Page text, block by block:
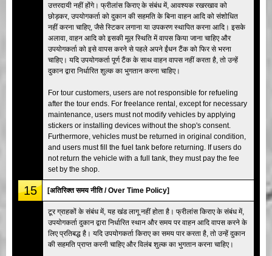
उत्तरदायी नहीं होंगे। फ्रीलांस किराए के संबंध में, आवश्यक रखरखाव को
छोड़कर, उपयोगकर्ता को दुकान की सहमति के बिना वाहन आदि को संशोधित
नहीं करना चाहिए, जैसे स्टिकर लगाना या उपकरण स्थापित करना आदि। इसके
अलावा, वाहन आदि को इसकी मूल स्थिति में वापस किया जाना चाहिए और
उपयोगकर्ता को इसे वापस करने से पहले अपने ईंधन टैंक को फिर से भरना
चाहिए। यदि उपयोगकर्ता पूर्ण टैंक के साथ वाहन वापस नहीं करता है, तो उन्हें
दुकान द्वारा निर्धारित शुल्क का भुगतान करना चाहिए।
For tour customers, users are not responsible for refueling
after the tour ends. For freelance rental, except for necessary
maintenance, users must not modify vehicles by applying
stickers or installing devices without the shop's consent.
Furthermore, vehicles must be returned in original condition,
and users must fill the fuel tank before returning. If users do
not return the vehicle with a full tank, they must pay the fee
set by the shop.
15 [अतिरिक्त समय नीति / Over Time Policy]
टूर ग्राहकों के संबंध में, यह खंड लागू नहीं होता है। फ्रीलांस किराए के संबंध में,
उपयोगकर्ता दुकान द्वारा निर्धारित स्थान और समय पर वाहन आदि वापस करने के
लिए प्रतिबद्ध है। यदि उपयोगकर्ता किराए का समय पार करता है, तो उन्हें दुकान
की सहमति प्राप्त करनी चाहिए और विलंब शुल्क का भुगतान करना चाहिए।